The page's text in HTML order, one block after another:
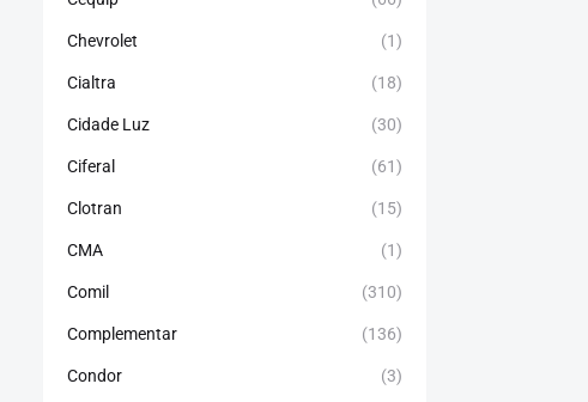
Chevrolet (1)
Cialtra (18)
Cidade Luz (30)
Ciferal (61)
Clotran (15)
CMA (1)
Comil (310)
Complementar (136)
Condor (3)